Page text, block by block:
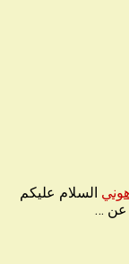
السلام عليكم
عن …